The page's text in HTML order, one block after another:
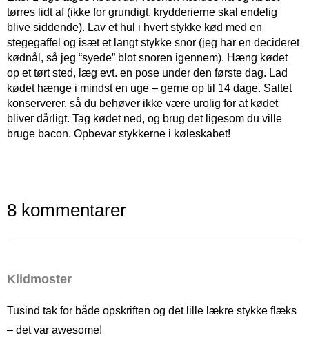
tørres lidt af (ikke for grundigt, krydderierne skal endelig
blive siddende). Lav et hul i hvert stykke kød med en
stegegaffel og isæt et langt stykke snor (jeg har en decideret
kødnål, så jeg “syede” blot snoren igennem). Hæng kødet
op et tørt sted, læg evt. en pose under den første dag. Lad
kødet hænge i mindst en uge – gerne op til 14 dage. Saltet
konserverer, så du behøver ikke være urolig for at kødet
bliver dårligt. Tag kødet ned, og brug det ligesom du ville
bruge bacon. Opbevar stykkerne i køleskabet!
8 kommentarer
Klidmoster
Tusind tak for både opskriften og det lille lækre stykke flæks
– det var awesome!